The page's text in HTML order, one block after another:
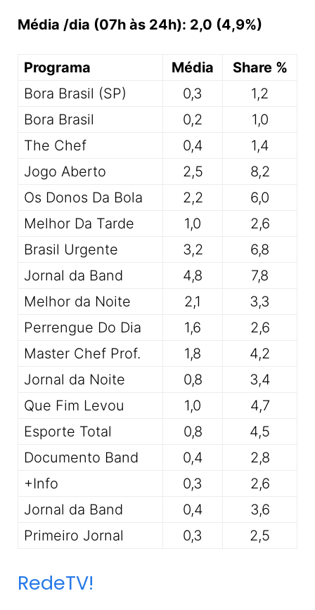
Média /dia (07h às 24h): 2,0 (4,9%)
Programa Média
Share %
Bora Brasil (SP)
0,3
1,2
Bora Brasil
0,2
1,0
The Chef
0,4
1,4
Jogo Aberto
2,5
8,2
Os Donos Da Bola
2,2
6,0
Melhor Da Tarde
1,0
2,6
Brasil Urgente
3,2
6,8
Jornal da Band
4,8
7,8
Melhor da Noite
2,1
3,3
Perrengue Do Dia
1,6
2,6
Master Chef Prof.
1,8
4,2
Jornal da Noite
0,8
3,4
Que Fim Levou
1,0
4,7
Esporte Total
0,8
4,5
Documento Band
0,4
2,8
+Info
0,3
2,6
Jornal da Band
0,4
3,6
Primeiro Jornal
0,3 2,5
RedeTV!